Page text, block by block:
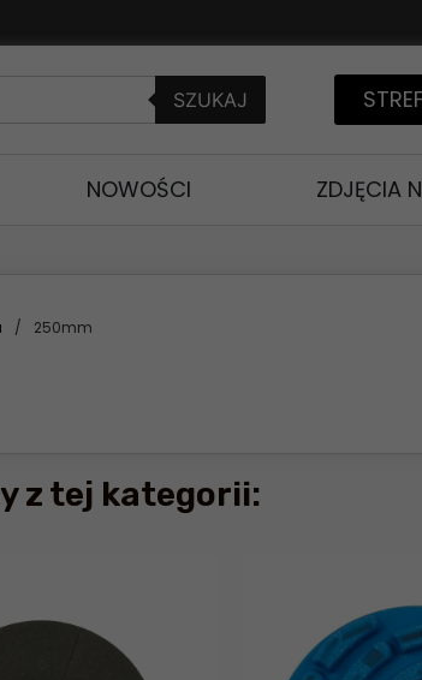
SZUKAJ
NOWOŚCI ZDJĘCIA
/ 250mm
z tej kategorii: